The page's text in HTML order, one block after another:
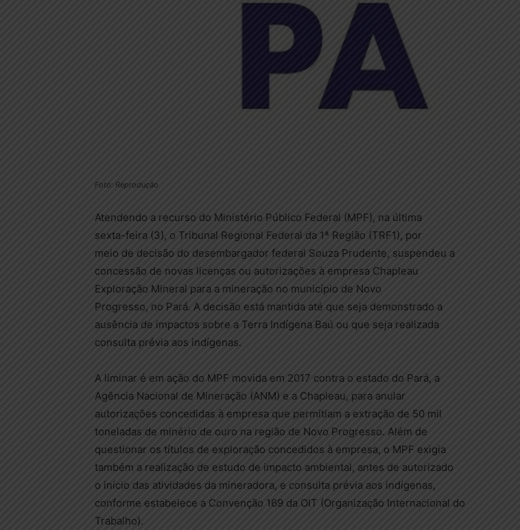
Foto: Reprodução
Atendendo a recurso do Ministério Público Federal (MPF), na última
sexta-feira (3), o Tribunal Regional Federal da 1ª Região (TRF1), por
meio de decisão do desembargador federal Souza Prudente, suspendeu a
concessão de novas licenças ou autorizações à empresa Chapleau
Exploração Mineral para a mineração no município de Novo
Progresso, no Pará. A decisão está mantida até que seja demonstrado a
ausência de impactos sobre a Terra Indígena Baú ou que seja realizada
consulta prévia aos indígenas.
A liminar é em ação do MPF movida em 2017 contra o estado do Pará, a
Agência Nacional de Mineração (ANM) e a Chapleau, para anular
autorizações concedidas à empresa que permitiam a extração de 50 mil
toneladas de minério de ouro na região de Novo Progresso. Além de
questionar os títulos de exploração concedidos à empresa, o MPF exigia
também a realização de estudo de impacto ambiental, antes de autorizado
o início das atividades da mineradora, e consulta prévia aos indígenas,
conforme estabelece a Convenção 169 da OIT (Organização Internacional do
Trabalho).